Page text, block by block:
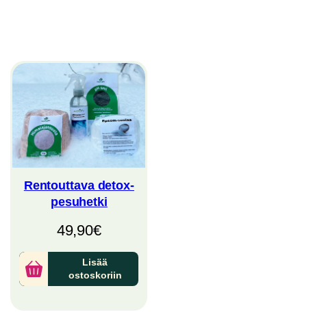
Rentouttava detox-
pesuhetki
49,90€
Lisää
ostoskoriin